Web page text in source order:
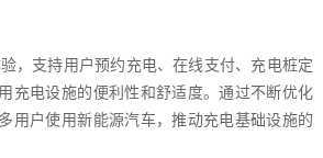
，支持用户预约充电、在线支付、充电桩定
充电设施的便利性和舒适度。通过不断优化
用户使用新能源汽车，推动充电基础设施的